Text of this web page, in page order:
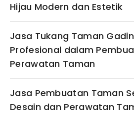
Hijau Modern dan Estetik
Jasa Tukang Taman
Profesional dalam
Perawatan Taman
Jasa Pembuatan Taman
Desain dan Perawatan